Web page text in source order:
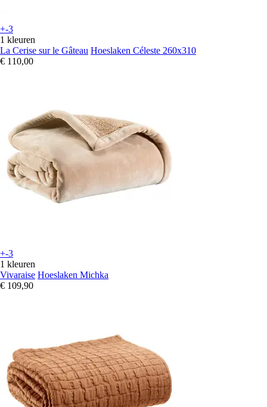
+-3
1 kleuren
La Cerise sur le Gâteau Hoeslaken Céleste 260x310
€ 110,00
+-3
1 kleuren
Vivaraise Hoeslaken Michka
€ 109,90